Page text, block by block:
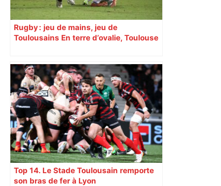
Rugby : jeu de mains, jeu de
Toulousains En terre d’ovalie, Toulouse
revendiquant surtout son art du jeu en
mouvement, vif et spectaculaire.
Décryptage. Série (4 / 10)
Top 14. Le Stade Toulousain remporte
son bras de fer à Lyon